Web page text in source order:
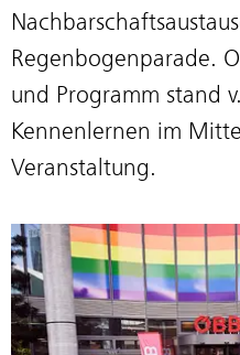
Regenbogenparade.
und Programm stand
Kennenlernen im
Veranstaltung.